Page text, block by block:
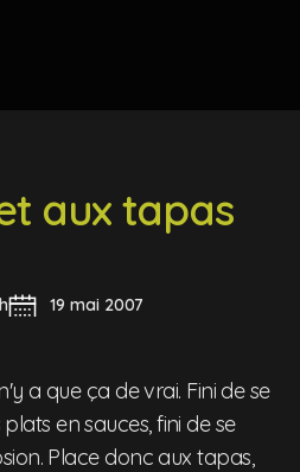
aux tapas
19 mai 2007
a que ça de vrai. Fini de se
en sauces, fini de se
Place donc aux tapas,